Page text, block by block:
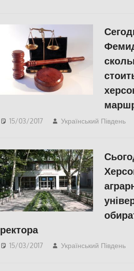
15/03/2017 Український Південь
ректора
15/03/2017 Український Південь